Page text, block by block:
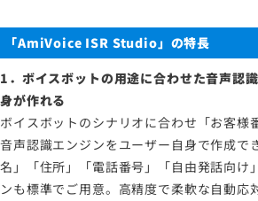
「AmiVoice ISR Studio」の特長
1．ボイスボットの用途に合わせた音声認
身が作れる
ボイスボットのシナリオに合わせ「お客様
音声認識エンジンをユーザー自身で作成で
名」「住所」「電話番号」「自由発話向け
ンも標準でご用意。高精度で柔軟な自動応